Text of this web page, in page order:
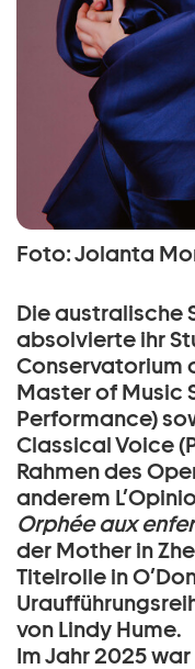
Foto: Jolanta
Die australische
absolvierte ihr
Conservatorium
Master of Music
Performance)
Classical Voice
Rahmen des
anderem
Orphée aux
der Mother in
Titelrolle in
von Lindy Hume.
Im Jahr 2025